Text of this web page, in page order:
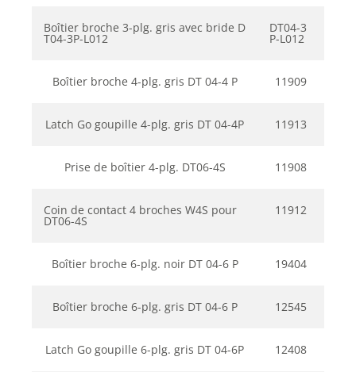
Boîtier broche 3-plg. gris avec bride D
T04-3P-L012
DT04-3
P-L012
Boîtier broche 4-plg. gris DT 04-4 P 11909
Latch Go goupille 4-plg. gris DT 04-4P 11913
Prise de boîtier 4-plg. DT06-4S 11908
Coin de contact 4 broches W4S pour
DT06-4S
11912
Boîtier broche 6-plg. noir DT 04-6 P 19404
Boîtier broche 6-plg. gris DT 04-6 P 12545
Latch Go goupille 6-plg. gris DT 04-6P 12408